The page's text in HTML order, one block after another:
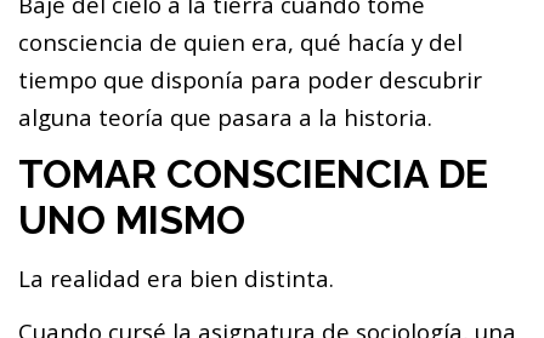
consciencia de quien era, qué hacía y del
tiempo que disponía para poder descubrir
alguna teoría que pasara a la historia.
TOMAR CONSCIENCIA DE
UNO MISMO
La realidad era bien distinta.
Cuando cursé la asignatura de sociología, una